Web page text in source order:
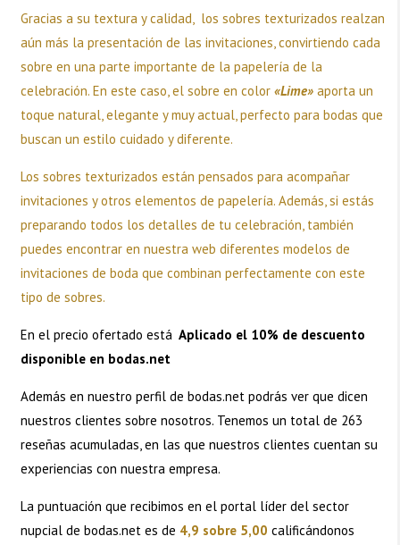
Gracias a su textura y calidad, los sobres texturizados realzan
aún más la presentación de las invitaciones, convirtiendo cada
sobre en una parte importante de la papelería de la
celebración. En este caso, el sobre en color«Lime»aporta un
toque natural, elegante y muy actual, perfecto para bodas que
buscan un estilo cuidado y diferente.
Los sobres texturizados están pensados para acompañar
invitaciones y otros elementos de papelería. Además, si estás
preparando todos los detalles de tu celebración, también
puedes encontrar en nuestra web diferentes modelos de
invitaciones de boda que combinan perfectamente con este
tipo de sobres.
En el precio ofertado está Aplicado el 10% de descuento
disponible en bodas.net
Además en nuestro perfil de bodas.net podrás ver que dicen
nuestros clientes sobre nosotros. Tenemos un total de 263
reseñas acumuladas, en las que nuestros clientes cuentan su
experiencias con nuestra empresa.
La puntuación que recibimos en el portal líder del sector
nupcial de bodas.net es de 4,9 sobre 5,00 calificándonos